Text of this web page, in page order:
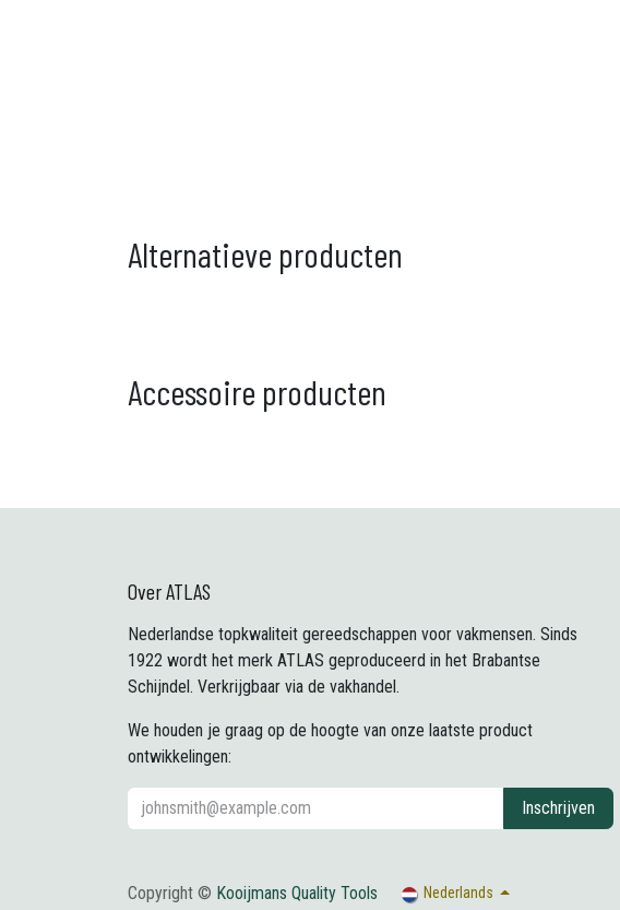
Alternatieve producten
Accessoire producten
Over ATLAS
Nederlandse topkwaliteit gereedschappen voor vakmensen. Sinds
1922 wordt het merk ATLAS geproduceerd in het Brabantse
Schijndel. Verkrijgbaar via de vakhandel.
We houden je graag op de hoogte van onze laatste product
ontwikkelingen:
Inschrijven
Copyright © Kooijmans Quality Tools Nederlands